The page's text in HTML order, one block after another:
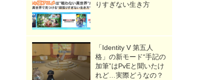
りすぎない生き方
「Identity V 第五人
格」の新モード“手記の
加筆”はPvEと聞いたけ
れど…実際どうなの？